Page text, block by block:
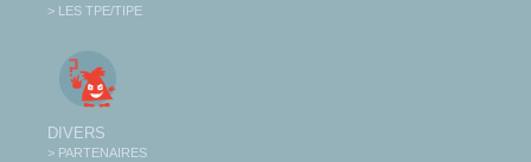
> LES TPE/TIPE
DIVERS
> PARTENAIRES